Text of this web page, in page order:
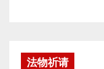
法物祈请